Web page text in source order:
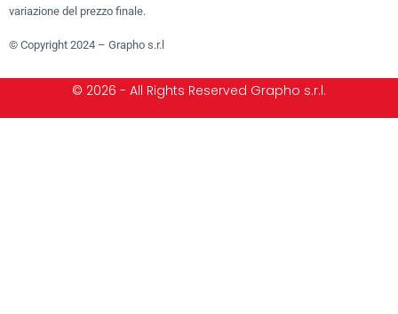
variazione del prezzo finale.
© Copyright 2024 – Grapho s.r.l
© 2026 - All Rights Reserved Grapho s.r.l.